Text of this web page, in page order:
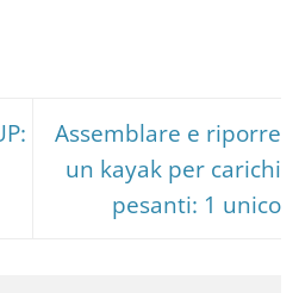
Assemblare e riporre
un kayak per carichi
pesanti: 1 unico